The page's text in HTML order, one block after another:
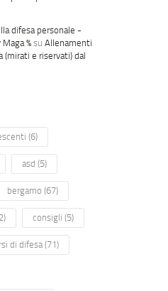
difesa personale -
%suAllenamenti
(mirati e riservati) dal
(6)
asd (5)
bergamo (67)
consigli (5)
di difesa(71)